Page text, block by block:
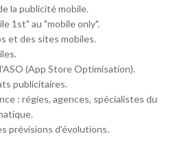
la publicité mobile.
1st" au "mobile only".
et des sites mobiles.
(App Store Optimisation).
publicitaires.
: régies, agences, spécialistes du
prévisions d'évolutions.